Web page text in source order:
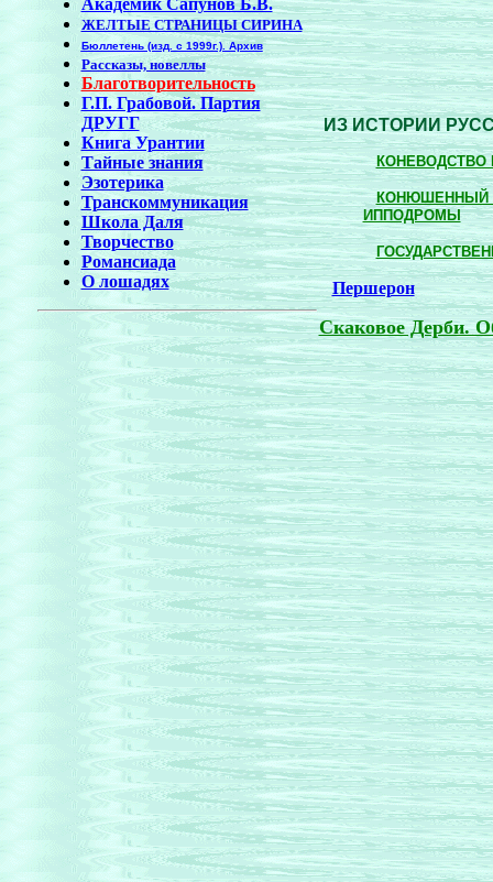
Академик Сапунов Б.В.
ЖЕЛТЫЕ СТРАНИЦЫ СИРИНА
Бюллетень (изд. с 1999г.). Архив
Рассказы, новеллы
Благотворительность
Г.П. Грабовой. Партия
ДРУГГ
Книга Урантии
Тайные знания
Эзотерика
Транскоммуникация
Школа Даля
Творчество
Романсиада
О лошадях
ИЗ ИСТОРИИ
КОНЕВОДСТВО
КОНЮШЕННЫЙ
ИППОДРОМЫ
Першерон
Скаковое Дерби.